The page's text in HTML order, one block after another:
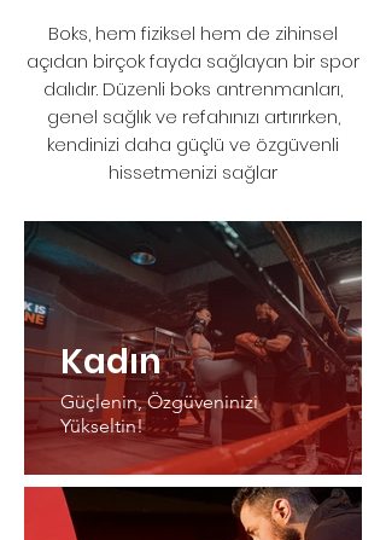
Boks, hem fiziksel hem de zihinsel
açıdan birçok fayda sağlayan bir spor
dalıdır. Düzenli boks antrenmanları,
genel sağlık ve refahınızı artırırken,
kendinizi daha güçlü ve özgüvenli
hissetmenizi sağlar
Kadın
Güçlenin, Özgüveninizi
Yükseltin!